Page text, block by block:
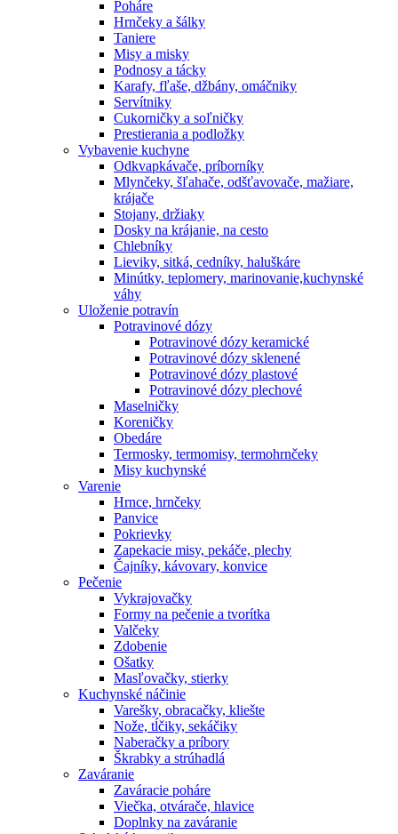
Poháre
Hrnčeky a šálky
Taniere
Misy a misky
Podnosy a tácky
Karafy, fľaše, džbány, omáčniky
Servítniky
Cukorničky a soľničky
Prestierania a podložky
Vybavenie kuchyne
Odkvapkávače, príborníky
Mlynčeky, šľahače, odšťavovače, mažiare,
krájače
Stojany, držiaky
Dosky na krájanie, na cesto
Chlebníky
Lieviky, sitká, cedníky, haluškáre
Minútky, teplomery, marinovanie,kuchynské
váhy
Uloženie potravín
Potravinové dózy
Potravinové dózy keramické
Potravinové dózy sklenené
Potravinové dózy plastové
Potravinové dózy plechové
Maselničky
Koreničky
Obedáre
Termosky, termomisy, termohrnčeky
Misy kuchynské
Varenie
Hrnce, hrnčeky
Panvice
Pokrievky
Zapekacie misy, pekáče, plechy
Čajníky, kávovary, konvice
Pečenie
Vykrajovačky
Formy na pečenie a tvorítka
Valčeky
Zdobenie
Ošatky
Masľovačky, stierky
Kuchynské náčinie
Varešky, obracačky, kliešte
Nože, tĺčiky, sekáčiky
Naberačky a príbory
Škrabky a strúhadlá
Zaváranie
Zaváracie poháre
Viečka, otvárače, hlavice
Doplnky na zaváranie